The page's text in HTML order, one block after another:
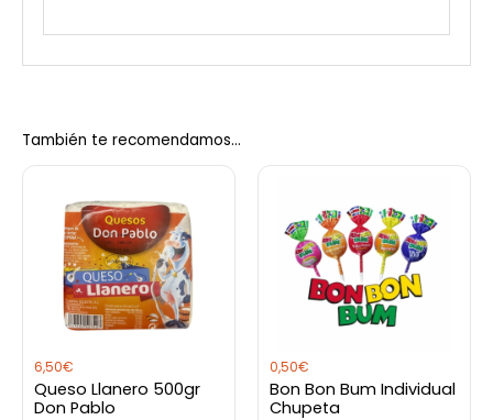
También te recomendamos…
6,50€
Queso Llanero 500gr
Don Pablo
0,50€
Bon Bon Bum Individual
Chupeta